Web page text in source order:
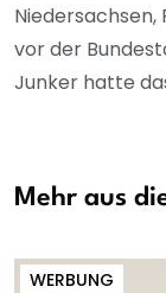
Niedersachsen,
vor der
Junker hatte
Mehr aus
WERBUNG